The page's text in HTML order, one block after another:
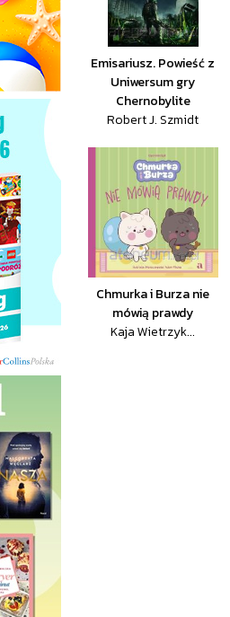
Emisariusz. Powieść z
Uniwersum gry
Chernobylite
Robert J. Szmidt
Chmurka i Burza nie
mówią prawdy
Kaja Wietrzyk...